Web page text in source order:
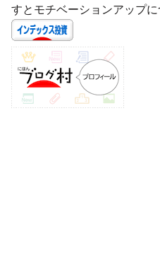
すとモチベーションアップに